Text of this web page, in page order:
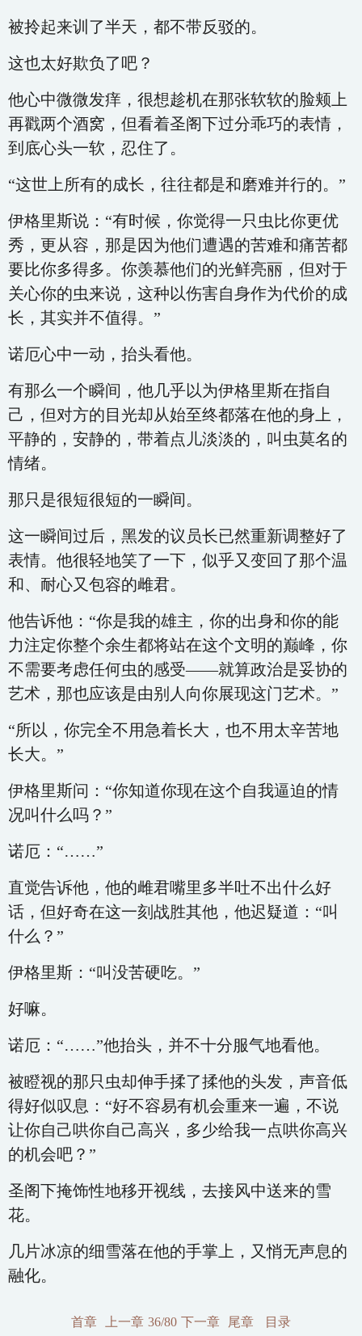
被拎起来训了半天，都不带反驳的。
这也太好欺负了吧？
他心中微微发痒，很想趁机在那张软软的脸颊上
再戳两个酒窝，但看着圣阁下过分乖巧的表情，
到底心头一软，忍住了。
“这世上所有的成长，往往都是和磨难并行的。”
伊格里斯说：“有时候，你觉得一只虫比你更优
秀，更从容，那是因为他们遭遇的苦难和痛苦都
要比你多得多。你羡慕他们的光鲜亮丽，但对于
关心你的虫来说，这种以伤害自身作为代价的成
长，其实并不值得。”
诺厄心中一动，抬头看他。
有那么一个瞬间，他几乎以为伊格里斯在指自
己，但对方的目光却从始至终都落在他的身上，
平静的，安静的，带着点儿淡淡的，叫虫莫名的
情绪。
那只是很短很短的一瞬间。
这一瞬间过后，黑发的议员长已然重新调整好了
表情。他很轻地笑了一下，似乎又变回了那个温
和、耐心又包容的雌君。
他告诉他：“你是我的雄主，你的出身和你的能
力注定你整个余生都将站在这个文明的巅峰，你
不需要考虑任何虫的感受——就算政治是妥协的
艺术，那也应该是由别人向你展现这门艺术。”
“所以，你完全不用急着长大，也不用太辛苦地
长大。”
伊格里斯问：“你知道你现在这个自我逼迫的情
况叫什么吗？”
诺厄：“……”
直觉告诉他，他的雌君嘴里多半吐不出什么好
话，但好奇在这一刻战胜其他，他迟疑道：“叫
什么？”
伊格里斯：“叫没苦硬吃。”
好嘛。
诺厄：“……”他抬头，并不十分服气地看他。
被瞪视的那只虫却伸手揉了揉他的头发，声音低
得好似叹息：“好不容易有机会重来一遍，不说
让你自己哄你自己高兴，多少给我一点哄你高兴
的机会吧？”
圣阁下掩饰性地移开视线，去接风中送来的雪
花。
几片冰凉的细雪落在他的手掌上，又悄无声息的
融化。
首章 上一章 36/80 下一章 尾章 目录